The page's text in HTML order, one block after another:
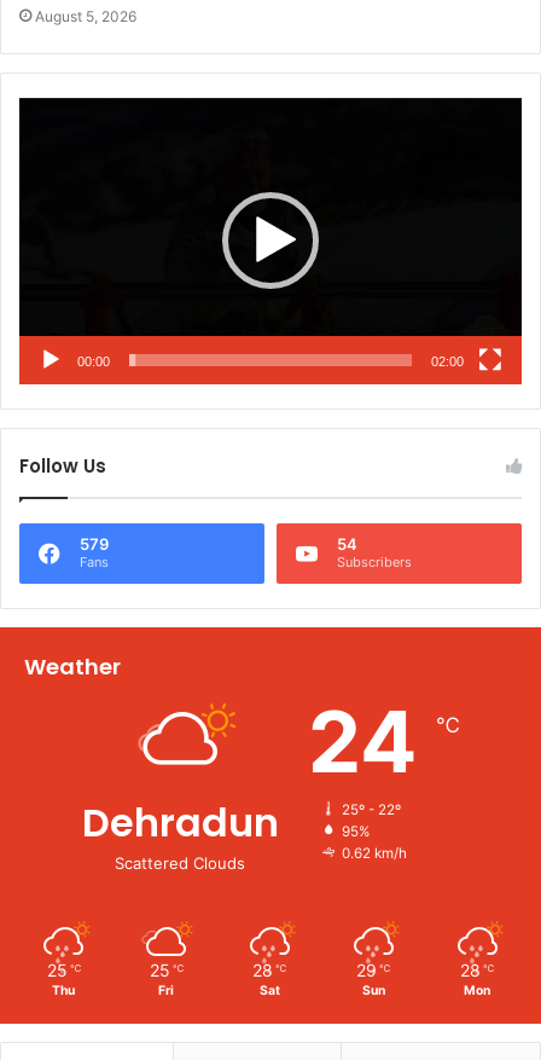
August 5, 2026
00:00 02:00
Follow Us
579
Fans
54
Subscribers
Weather
Dehradun
Scattered Clouds
24 ℃
25º - 22º
95%
0.62 km/h
25 ℃
Thu
25 ℃
Fri
28 ℃
Sat
29 ℃
Sun
28 ℃
Mon